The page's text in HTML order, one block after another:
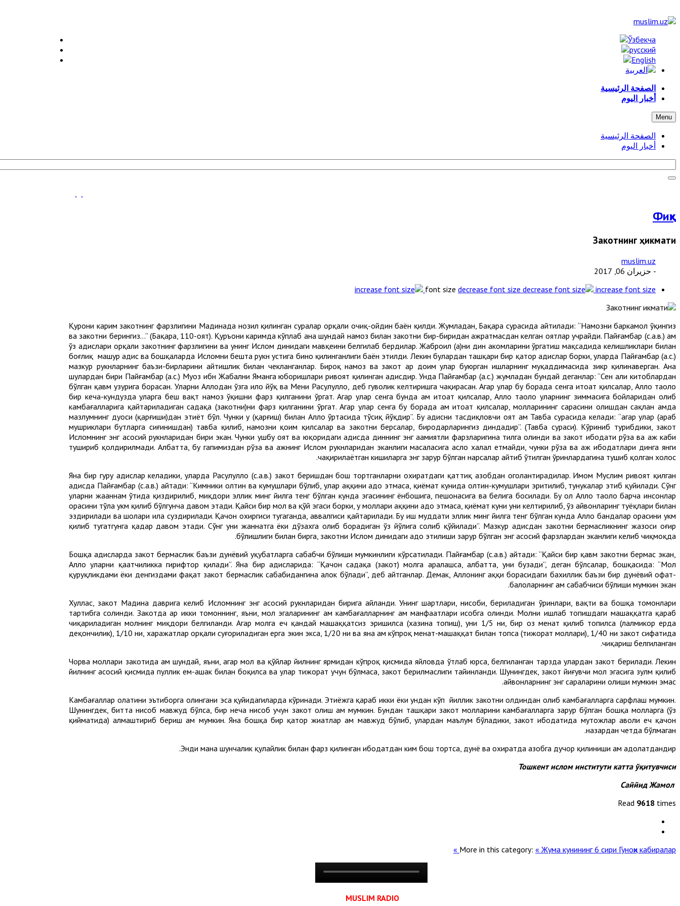
الصفحة الرئيسية
أخبار اليوم
Menu
الصفحة الرئيسية
أخبار اليوم
Фиқҳ
Закотнинг ҳикмати
muslim.uz
- حزيران 06, 2017
font size decrease font size increase font size
Қурони карим закотнинг фарзлигини Мадинада нозил қилинган суралар орқали очиқ-ойдин баён қилди. Жумладан, Бақара сурасида айтилади: “Намозни баркамол ўқингиз
ва закотни берингиз...” (Бақара, 110-оят). Қуръони каримда кўплаб ана шундай намоз билан закотни бир-биридан ажратмасдан келган оятлар учрайди. Пайғамбар (с.а.в.) ҳам
ўз ҳадислари орқали закотнинг фарзлигини ва унинг Ислом динидаги мавқеини белгилаб бердилар. Жаброил (а)ни дин аҳкомларини ўргатиш мақсадида келишликлари билан
боғлиқ машҳур ҳадис ва бошқаларда Исломни бешта рукн устига бино қилинганлиги баён этилди. Лекин булардан ташқари бир қатор ҳадислар борки, уларда Пайғамбар (а.с.)
мазкур рукнларнинг баъзи-бирларини айтишлик билан чекланганлар. Бироқ намоз ва закот ҳар доим улар буюрган ишларнинг муқаддимасида зикр қилинаверган. Ана
шулардан бири Пайғамбар (а.с.) Муоз ибн Жабални Яманга юборишлари ривоят қилинган ҳадисдир. Унда Пайғамбар (а.с.) жумладан бундай деганлар: “Сен аҳли китоблардан
бўлган қавм ҳузурига борасан. Уларни Аллоҳдан ўзга илоҳ йўқ ва Мени Расулуллоҳ, деб гувоҳлик келтиришга чақирасан. Агар улар бу борада сенга итоат қилсалар, Аллоҳ таоло
бир кеча-кундузда уларга беш вақт намоз ўқишни фарз қилганини ўргат. Агар улар сенга бунда ҳам итоат қилсалар, Аллоҳ таоло уларнинг зиммасига бойларидан олиб
камбағалларига қайтариладиган садақа (закотни)ни фарз қилганини ўргат. Агар улар сенга бу борада ҳам итоат қилсалар, молларининг сарасини олишдан сақлан ҳамда
мазлумнинг дуоси (қарғиши)дан эҳтиёт бўл. Чунки у (қарғиш) билан Аллоҳ ўртасида тўсиқ йўқдир”. Бу ҳадисни тасдиқловчи оят ҳам Тавба сурасида келади: “агар улар (араб
мушриклари бутларга сиғинишдан) тавба қилиб, намозни қоим қилсалар ва закотни берсалар, биродарларингиз диндадир”. (Тавба сураси). Кўриниб турибдики, закот
Исломнинг энг асосий рукнларидан бири экан. Чунки ушбу оят ва юқоридаги ҳадисда диннинг энг аҳамиятли фарзларигина тилга олинди ва закот ибодати рўза ва ҳаж каби
тушириб қолдирилмади. Албатта, бу гапимиздан рўза ва ҳажнинг Ислом рукнларидан эканлиги масаласига асло халал етмайди, чунки рўза ва ҳаж ибодатлари динга янги
чақирилаётган кишиларга энг зарур бўлган нарсалар айтиб ўтилган ўринлардагина тушиб қолган холос.
Яна бир гуруҳ ҳадислар келадики, уларда Расулуллоҳ (с.а.в.) закот беришдан бош тортганларни охиратдаги қаттиқ азобдан огоҳлантирадилар. Имом Муслим ривоят қилган
ҳадисда Пайғамбар (с.а.в.) айтади: “Кимники олтин ва кумушлари бўлиб, улар ҳаққини адо этмаса, қиёмат кунида олтин-кумушлари эритилиб, тунукалар этиб қуйилади. Сўнг
уларни жаҳаннам ўтида қиздирилиб, миқдори эллик минг йилга тенг бўлган кунда эгасининг ёнбошига, пешонасига ва белига босилади. Бу ҳол Аллоҳ таоло барча инсонлар
орасини тўла ҳукм қилиб бўлгунча давом этади. Қайси бир мол ва қўй эгаси борки, у моллари ҳаққини адо этмаса, қиёмат куни уни келтирилиб, ўз ҳайвонларинг туёқлари билан
эздирилади ва шоҳлари ила суздирилади. Қачон охиргиси тугаганда, аввалгиси қайтарилади. Бу иш муддати эллик минг йилга тенг бўлган кунда Аллоҳ бандалар орасини ҳукм
қилиб тугатгунга қадар давом этади. Сўнг уни жаннатга ёки дўзахга олиб борадиган ўз йўлига солиб қўйилади”. Мазкур ҳадисдан закотни бермасликнинг жазоси оғир
бўлишлиги билан бирга, закотни Ислом динидаги адо этилиши зарур бўлган энг асосий фарзлардан эканлиги келиб чиқмоқда.
Бошқа ҳадисларда закот бермаслик баъзи дунёвий уқубатларга сабабчи бўлиши мумкинлиги кўрсатилади. Пайғамбар (с.а.в.) айтади: “Қайси бир қавм закотни бермас экан,
Аллоҳ уларни қаҳатчиликка гирифтор қилади”. Яна бир ҳадисларида: “Қачон садақа (закот) молга аралашса, албатта, уни бузади”, деган бўлсалар, бошқасида: “Мол
қуруқликдами ёки денгиздами фақат закот бермаслик сабабидангина ҳалок бўлади”, деб айтганлар. Демак, Аллоҳнинг ҳаққи борасидаги бахиллик баъзи бир дунёвий офат-
балоларнинг ҳам сабабчиси бўлиши мумкин экан.
Хуллас, закот Мадина даврига келиб Исломнинг энг асосий рукнларидан бирига айланди. Унинг шартлари, нисоби, бериладиган ўринлари, вақти ва бошқа томонлари
тартибга солинди. Закотда ҳар икки томоннинг, яъни, мол эгаларининг ҳам камбағалларнинг ҳам манфаатлари ҳисобга олинди. Молни ишлаб топишдаги машаққатга қараб
чиқариладиган молнинг миқдори белгиланди. Агар молга ҳеч қандай машаққатсиз эришилса (хазина топиш), уни 1/5 ни, бир оз меҳнат қилиб топилса (лалмикор ерда
деҳқончилик), 1/10 ни, харажатлар орқали суғориладиган ерга экин экса, 1/20 ни ва яна ҳам кўпроқ меҳнат-машаққат билан топса (тижорат моллари), 1/40 ни закот сифатида
чиқариш белгиланган.
Чорва моллари закотида ҳам шундай, яъни, агар мол ва қўйлар йилнинг ярмидан кўпроқ қисмида яйловда ўтлаб юрса, белгиланган тарзда улардан закот берилади. Лекин
йилнинг асосий қисмида пуллик ем-ҳашак билан боқилса ва улар тижорат учун бўлмаса, закот берилмаслиги тайинланди. Шунингдек, закот йиғувчи мол эгасига зулм қилиб
ҳайвонларнинг энг сараларини олиши мумкин эмас.
Камбағаллар ҳолатини эътиборга олингани эса қуйидагиларда кўринади. Эҳтиёжга қараб икки ёки ундан кўп йиллик закотни олдиндан олиб камбағалларга сарфлаш мумкин.
Шунингдек, битта нисоб мавжуд бўлса, бир неча нисоб учун закот олиш ҳам мумкин. Бундан ташқари закот молларини камбағалларга зарур бўлган бошқа молларга (ўз
қийматида) алмаштириб бериш ҳам мумкин. Яна бошқа бир қатор жиҳатлар ҳам мавжуд бўлиб, улардан маълум бўладики, закот ибодатида муҳтожлар аҳволи ҳеч қачон
назардан четда бўлмаган.
Энди мана шунчалик қулайлик билан фарз қилинган ибодатдан ким бош тортса, дунё ва охиратда азобга дучор қилиниши ҳам адолатдандир.
Тошкент ислом институти катта ўқитувчиси
Саййид Жамол
Read 9618 times
More in this category: « Жума кунининг 6 сири Гуноҳи кабиралар »
MUSLIM RADIO